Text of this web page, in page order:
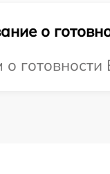
о
готовности